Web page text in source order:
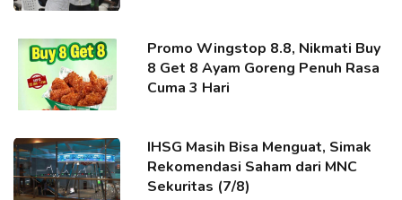
Promo Wingstop 8.8, Nikmati Buy
8 Get 8 Ayam Goreng Penuh Rasa
Cuma 3 Hari
IHSG Masih Bisa Menguat, Simak
Rekomendasi Saham dari MNC
Sekuritas (7/8)